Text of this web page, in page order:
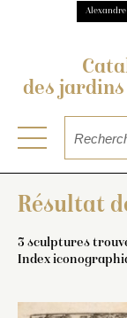
des
Résultat
3 sculptures
Index